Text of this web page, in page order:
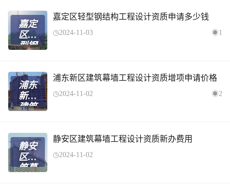
质新
办手
续
嘉定
区轻
型钢
设计
资质
申请
多少
嘉定区轻型钢结构工程设计资质申请多少钱
2024-11-03 1
浦东
新区
建筑
设计
资质
增项
申请
浦东新区建筑幕墙工程设计资质增项申请价格
2024-11-02 2
静安
区建
筑幕
静安区建筑幕墙工程设计资质新办费用
2024-11-02